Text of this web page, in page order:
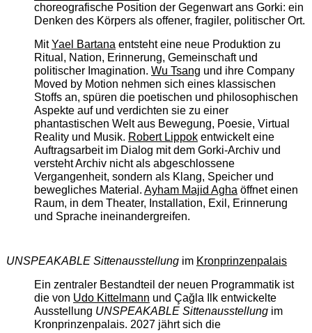
choreografische Position der Gegenwart ans Gorki: ein
Denken des Körpers als offener, fragiler, politischer Ort.
MitYael Bartanaentsteht eine neue Produktion zu
Ritual, Nation, Erinnerung, Gemeinschaft und
politischer Imagination. Wu Tsang und ihre Company
Moved by Motion nehmen sich eines klassischen
Stoffs an, spüren die poetischen und philosophischen
Aspekte auf und verdichten sie zu einer
phantastischen Welt aus Bewegung, Poesie, Virtual
Reality und Musik. Robert Lippokentwickelt eine
Auftragsarbeit im Dialog mit dem Gorki-Archiv und
versteht Archiv nicht als abgeschlossene
Vergangenheit, sondern als Klang, Speicher und
bewegliches Material. Ayham Majid Aghaöffnet einen
Raum, in dem Theater, Installation, Exil, Erinnerung
und Sprache ineinandergreifen.
UNSPEAKABLE Sittenausstellungim Kronprinzenpalais
Ein zentraler Bestandteil der neuen Programmatik ist
die von Udo Kittelmann und Çağla Ilk entwickelte
Ausstellung UNSPEAKABLE Sittenausstellungim
Kronprinzenpalais. 2027 jährt sich die